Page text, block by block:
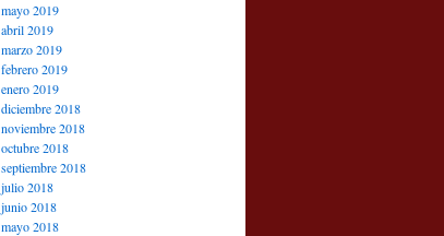
mayo 2019
abril 2019
marzo 2019
febrero 2019
enero 2019
diciembre 2018
noviembre 2018
octubre 2018
septiembre 2018
julio 2018
junio 2018
mayo 2018